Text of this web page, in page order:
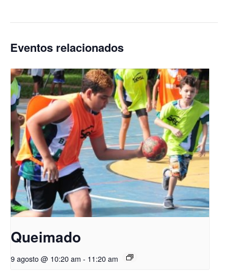
Eventos relacionados
Queimado
9 agosto @ 10:20 am - 11:20 am